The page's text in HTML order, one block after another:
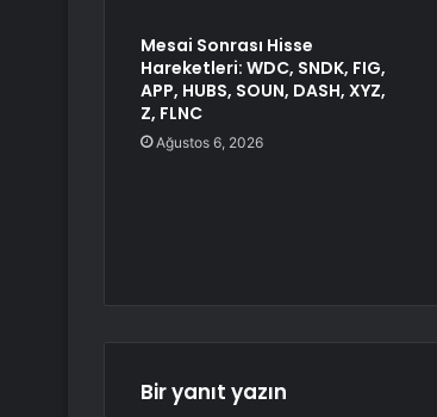
Mesai Sonrası Hisse
Hareketleri: WDC, SNDK, FIG,
APP, HUBS, SOUN, DASH, XYZ,
Z, FLNC
Ağustos 6, 2026
Bir yanıt yazın